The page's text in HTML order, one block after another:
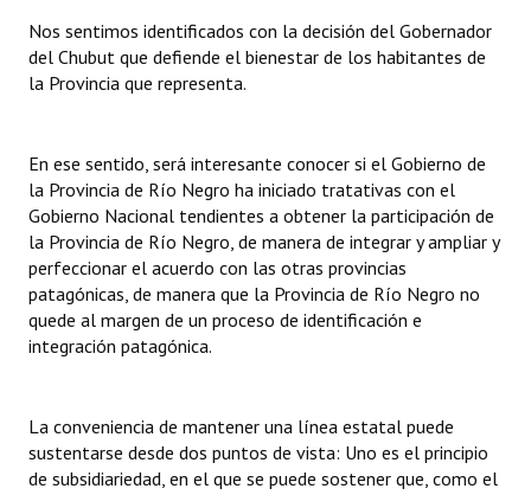
NORMATIVA
Comunicaciones
Resoluciones
Resoluciones de Presidencia
INSTITUCIONAL
Antiguos Pobladores
Registros y Distinciones
Datos Históricos
Nos sentimos identificados con la decisión del Gobernador
del Chubut que defiende el bienestar de los habitantes de
la Provincia que representa.
En ese sentido, será interesante conocer si el Gobierno de
la Provincia de Río Negro ha iniciado tratativas con el
Gobierno Nacional tendientes a obtener la participación de
la Provincia de Río Negro, de manera de integrar y ampliar y
perfeccionar el acuerdo con las otras provincias
patagónicas, de manera que la Provincia de Río Negro no
quede al margen de un proceso de identificación e
integración patagónica.
La conveniencia de mantener una línea estatal puede
sustentarse desde dos puntos de vista: Uno es el principio
de subsidiariedad, en el que se puede sostener que, como el